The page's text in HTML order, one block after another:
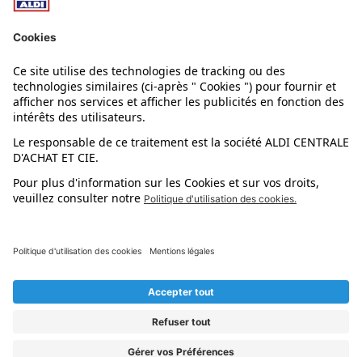
Nos rayons
Nos marques
Nos astuces
Évènements
L'application mobile